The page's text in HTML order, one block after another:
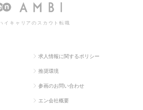
イキャリアのスカウト転職
求人情報に関するポリシー
推奨環境
参画のお問い合わせ
エン会社概要